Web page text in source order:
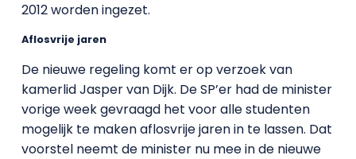
2012 worden ingezet.
Aflosvrije jaren
De nieuwe regeling komt er op verzoek van
kamerlid Jasper van Dijk. De SP’er had de minister
vorige week gevraagd het voor alle studenten
mogelijk te maken aflosvrije jaren in te lassen. Dat
voorstel neemt de minister nu mee in de nieuwe